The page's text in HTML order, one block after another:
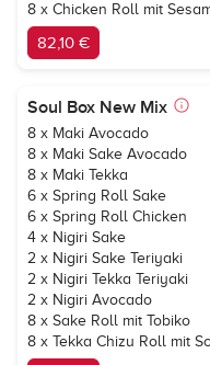
8 x Chicken Roll mit
82,10 €
Soul Box New Mix
8 x Maki Avocado
8 x Maki Sake Avocado
8 x Maki Tekka
6 x Spring Roll Sake
6 x Spring Roll Chicken
4 x Nigiri Sake
2 x Nigiri Sake Teriyaki
2 x Nigiri Tekka Teriyaki
2 x Nigiri Avocado
8 x Sake Roll mit Tobiko
8 x Tekka Chizu Roll mit